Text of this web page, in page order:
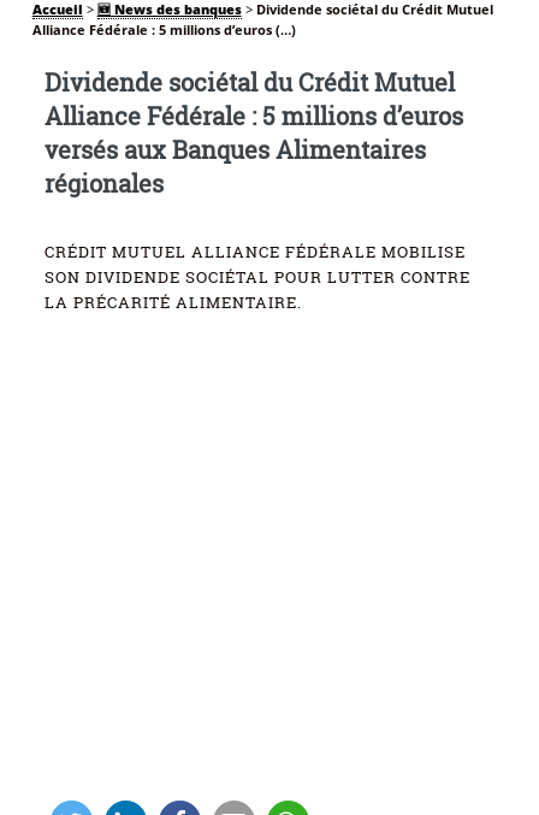
Accueil > 🆕 News des banques> Dividende sociétal du Crédit Mutuel
Alliance Fédérale : 5 millions d’euros (…)
Dividende sociétal du Crédit Mutuel
Alliance Fédérale : 5 millions d’euros
versés aux Banques Alimentaires
régionales
CRÉDIT MUTUEL ALLIANCE FÉDÉRALE MOBILISE
SON DIVIDENDE SOCIÉTAL POUR LUTTER CONTRE
LA PRÉCARITÉ ALIMENTAIRE.